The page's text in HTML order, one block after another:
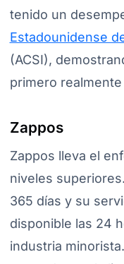
tenido un
Estadounidense
(ACSI),
primero
Zappos
Zappos lleva el
niveles
365 días y su
disponible las 24
industria